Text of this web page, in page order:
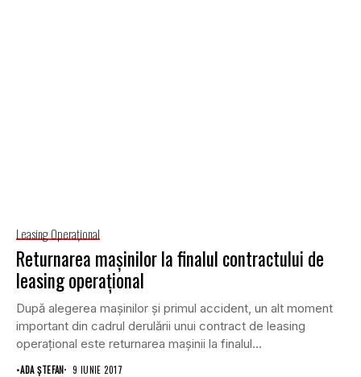
Leasing Operaţional
Returnarea maşinilor la finalul contractului de
leasing operaţional
După alegerea maşinilor şi primul accident, un alt moment
important din cadrul derulării unui contract de leasing
operaţional este returnarea maşinii la finalul...
•ADA ȘTEFAN 9 IUNIE 2017